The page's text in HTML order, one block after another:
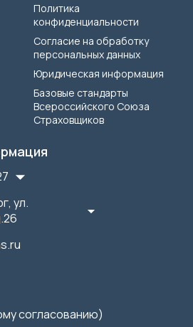
Политика
конфиденциальности
Согласие на обработку
персональных данных
Юридическая информация
Базовые стандарты
Всероссийского Союза
Страховщиков
ул.
согласованию)